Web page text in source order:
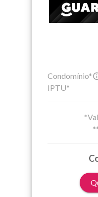
Condomínio*
IPTU*